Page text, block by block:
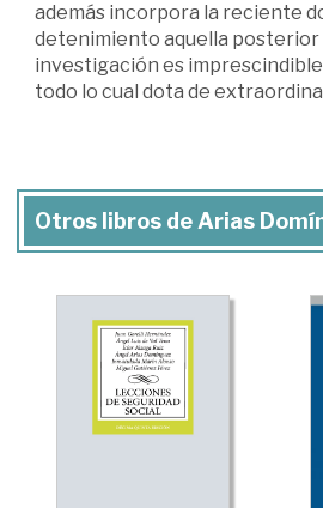
además incorpora la reciente
detenimiento aquella posterior
investigación es
todo lo cual dota de
Otros libros de Arias